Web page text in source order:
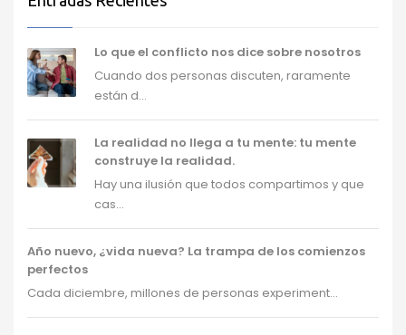
Lo que el conflicto nos dice sobre nosotros
Cuando dos personas discuten, raramente
están d...
La realidad no llega a tu mente: tu mente
construye la realidad.
Hay una ilusión que todos compartimos y que
cas...
Año nuevo, ¿vida nueva? La trampa de los comienzos
perfectos
Cada diciembre, millones de personas experiment...